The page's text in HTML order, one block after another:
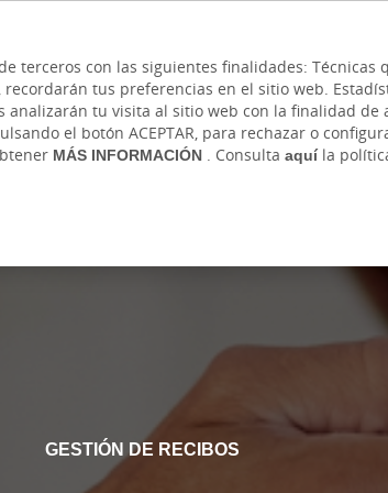
terceros con las siguientes finalidades:
tus preferencias en el sitio web.
tu visita al sitio web con la finalidad
el botón ACEPTAR, para rechazar o
MÁS INFORMACIÓN. Consulta aquíla
Y EMPRENDEDORES
y Pagos Internacional Seguros Banca
GESTIÓN DE RECIBOS